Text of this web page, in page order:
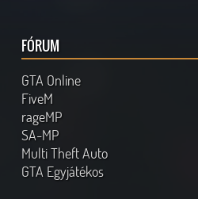
FÓRUM
GTA Online
FiveM
rageMP
SA-MP
Multi Theft Auto
GTA Egyjátékos